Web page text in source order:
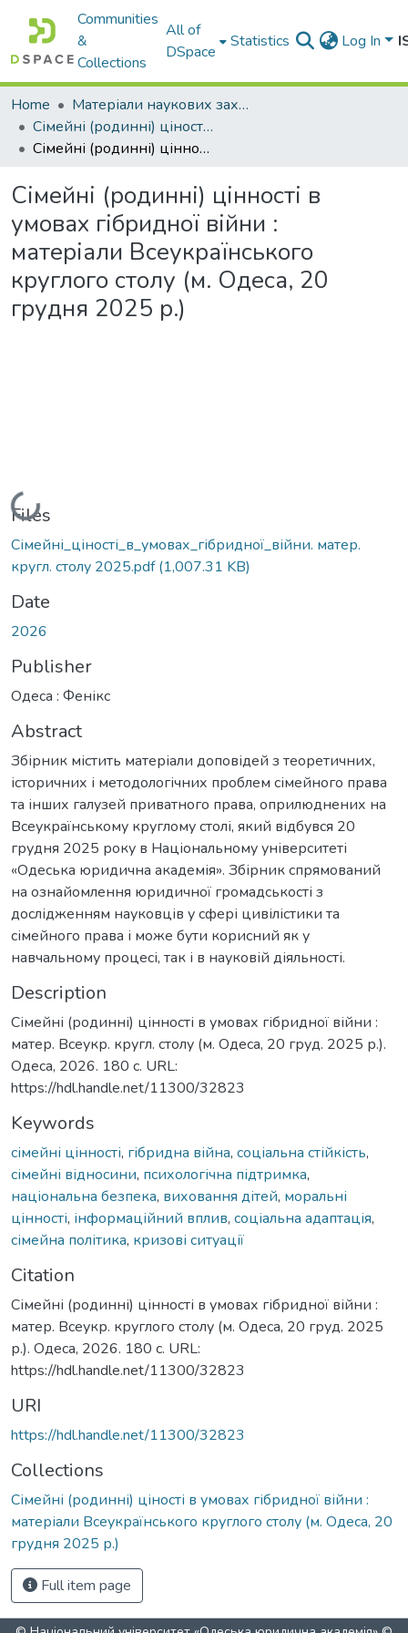
Communities
&
Collections
All of
DSpace
Statistics Log In
Home
Матеріали наукових заходів
Сімейні (родинні) ціності в умовах гібридної війни : матеріали Всеукраїнського круглого столу (м. Одеса, 20 грудня 2025 р.)
Сімейні (родинні) цінності в умовах гібридної війни : матеріали Всеукраїнського круглого столу (м. Одеса, 20 грудня 2025 р.)
Сімейні (родинні) цінності в
умовах гібридної війни :
матеріали Всеукраїнського
круглого столу (м. Одеса, 20
грудня 2025 р.)
Loading...
Files
Сімейні_ціності_в_умовах_гібридної_війни. матер.
кругл. столу 2025.pdf(1,007.31 KB)
Date
2026
Publisher
Одеса : Фенікс
Abstract
Збірник містить матеріали доповідей з теоретичних,
історичних і методологічних проблем сімейного права
та інших галузей приватного права, оприлюднених на
Всеукраїнському круглому столі, який відбувся 20
грудня 2025 року в Національному університеті
«Одеська юридична академія». Збірник спрямований
на ознайомлення юридичної громадськості з
дослідженням науковців у сфері цивілістики та
сімейного права і може бути корисний як у
навчальному процесі, так і в науковій діяльності.
Description
Сімейні (родинні) цінності в умовах гібридної війни :
матер. Всеукр. кругл. столу (м. Одеса, 20 груд. 2025 р.).
Одеса, 2026. 180 с. URL:
https://hdl.handle.net/11300/32823
Keywords
сімейні цінності, гібридна війна, соціальна стійкість,
сімейні відносини, психологічна підтримка,
національна безпека, виховання дітей, моральні
цінності, інформаційний вплив, соціальна адаптація,
сімейна політика, кризові ситуації
Citation
Сімейні (родинні) цінності в умовах гібридної війни :
матер. Всеукр. круглого столу (м. Одеса, 20 груд. 2025
р.). Одеса, 2026. 180 с. URL:
https://hdl.handle.net/11300/32823
URI
https://hdl.handle.net/11300/32823
Collections
Сімейні (родинні) ціності в умовах гібридної війни :
матеріали Всеукраїнського круглого столу (м. Одеса, 20
грудня 2025 р.)
Full item page